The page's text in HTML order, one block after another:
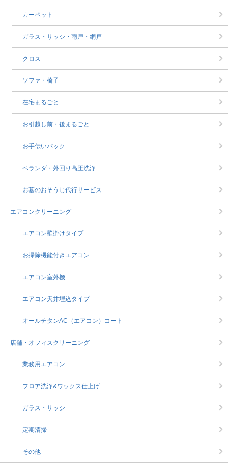
カーペット
ガラス・サッシ・雨戸・網戸
クロス
ソファ・椅子
在宅まるごと
お引越し前・後まるごと
お手伝いパック
ベランダ・外回り高圧洗浄
お墓のおそうじ代行サービス
エアコンクリーニング
エアコン壁掛けタイプ
お掃除機能付きエアコン
エアコン室外機
エアコン天井埋込タイプ
オールチタンAC（エアコン）コート
店舗・オフィスクリーニング
業務用エアコン
フロア洗浄&ワックス仕上げ
ガラス・サッシ
定期清掃
その他